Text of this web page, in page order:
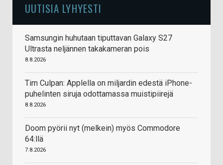
UUTISIA LYHYESTI
Samsungin huhutaan tiputtavan Galaxy S27
Ultrasta neljännen takakameran pois
8.8.2026
Tim Culpan: Applella on miljardin edestä iPhone-
puhelinten siruja odottamassa muistipiirejä
8.8.2026
Doom pyörii nyt (melkein) myös Commodore
64:llä
7.8.2026